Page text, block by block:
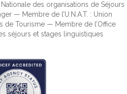
Nationale des organisations de Séjours
— Membre de l’U.N.A.T. : Union
de Tourisme — Membre de l’Office
séjours et stages linguistiques